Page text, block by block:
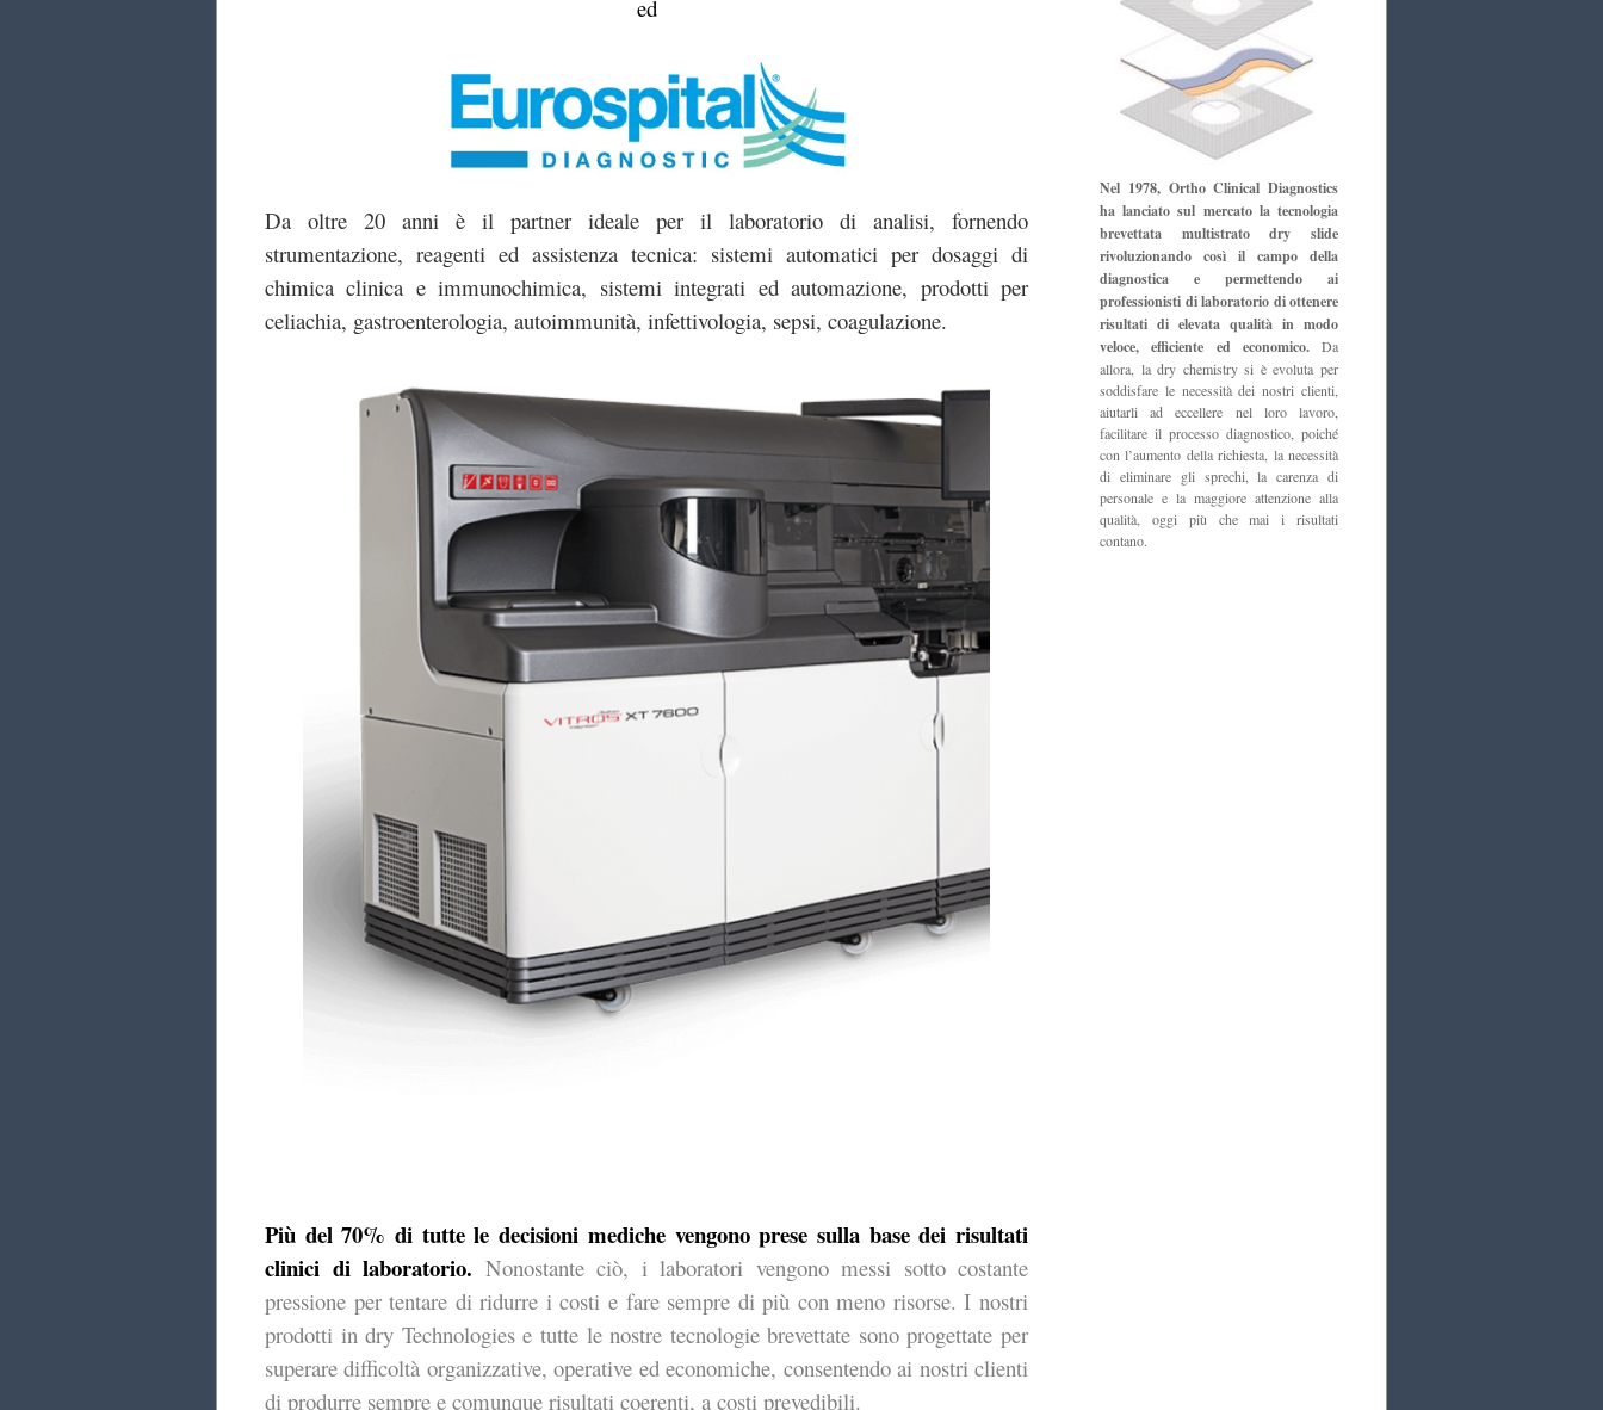
ed
Da oltre 20 anni è il partner ideale per il laboratorio di analisi, fornendo
strumentazione, reagenti ed assistenza tecnica: sistemi automatici per dosaggi di
chimica clinica e immunochimica, sistemi integrati ed automazione, prodotti per
celiachia, gastroenterologia, autoimmunità, infettivologia, sepsi, coagulazione.
Più del 70% di tutte le decisioni mediche vengono prese sulla base dei risultati
clinici di laboratorio. Nonostante ciò, i laboratori vengono messi sotto costante
pressione per tentare di ridurre i costi e fare sempre di più con meno risorse. I nostri
prodotti in dry Technologies e tutte le nostre tecnologie brevettate sono progettate per
superare difficoltà organizzative, operative ed economiche, consentendo ai nostri clienti
di produrre sempre e comunque risultati coerenti, a costi prevedibili.
Nel 1978, Ortho Clinical Diagnostics
ha lanciato sul mercato la tecnologia
brevettata multistrato dry slide
rivoluzionando così il campo della
diagnostica e permettendo ai
professionisti di laboratorio di ottenere
risultati di elevata qualità in modo
veloce, efficiente ed economico.Da
allora, la dry chemistry si è evoluta per
soddisfare le necessità dei nostri clienti,
aiutarli ad eccellere nel loro lavoro,
facilitare il processo diagnostico, poiché
con l’aumento della richiesta, la necessità
di eliminare gli sprechi, la carenza di
personale e la maggiore attenzione alla
qualità, oggi più che mai i risultati
contano.